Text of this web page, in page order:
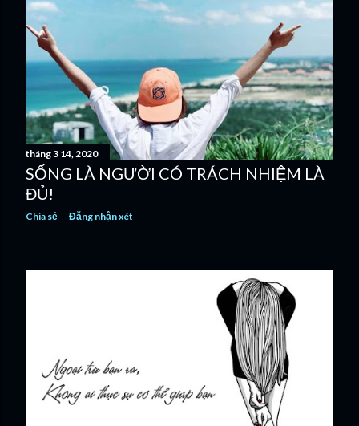
tháng 3 14, 2020
SỐNG LÀ NGƯỜI CÓ TRÁCH NHIỆM LÀ
ĐỦ!
Chia sẻ Đăng nhận xét